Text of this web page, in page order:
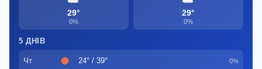
29°
0%
29°
0%
5 ДНІВ
Чт 24° / 39° 0%